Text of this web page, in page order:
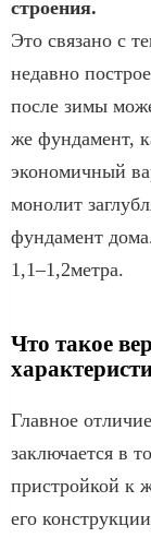
строения.
Это связано с
недавно
после зимы
же фундамент,
экономичный
монолит
фундамент
1,1–1,2метра.
Что такое
Главное
заключается в
пристройкой к
его